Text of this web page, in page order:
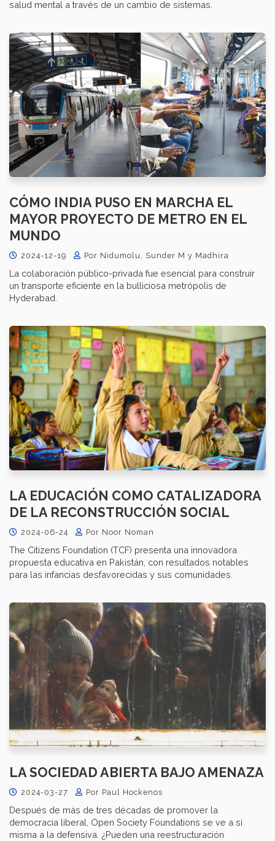
salud mental a través de un cambio de sistemas.
CÓMO INDIA PUSO EN MARCHA EL
MAYOR PROYECTO DE METRO EN EL
MUNDO
2024-12-19 Por Nidumolu, Sunder M y Madhira
La colaboración público-privada fue esencial para construir
un transporte eficiente en la bulliciosa metrópolis de
Hyderabad.
LA EDUCACIÓN COMO CATALIZADORA
DE LA RECONSTRUCCIÓN SOCIAL
2024-06-24 Por Noor Noman
The Citizens Foundation (TCF) presenta una innovadora
propuesta educativa en Pakistán, con resultados notables
para las infancias desfavorecidas y sus comunidades.
LA SOCIEDAD ABIERTA BAJO AMENAZA
2024-03-27 Por Paul Hockenos
Después de más de tres décadas de promover la
democracia liberal, Open Society Foundations se ve a sí
misma a la defensiva. ¿Pueden una reestructuración